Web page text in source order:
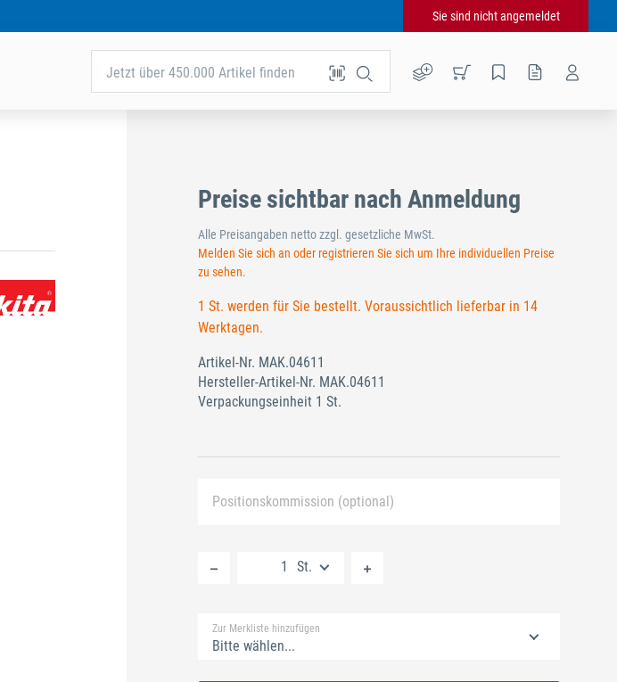
Sie sind nicht angemeldet
Jetzt über 450.000 Artikel finden
Preise sichtbar nach Anmeldung
Alle Preisangaben netto zzgl. gesetzliche MwSt.
Melden Sie sich an oder registrieren Sie sich um Ihre individuellen Preise
zu sehen.
1 St. werden für Sie bestellt. Voraussichtlich lieferbar in 14
Werktagen.
Artikel-Nr. MAK.04611
Hersteller-Artikel-Nr. MAK.04611
Verpackungseinheit 1 St.
Positionskommission (optional)
St.
Zur Merkliste hinzufügen
Bitte wählen...